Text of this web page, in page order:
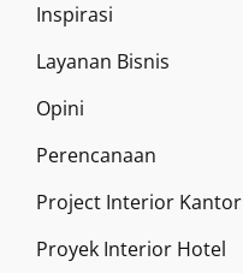
Inspirasi
Layanan Bisnis
Opini
Perencanaan
Project Interior Kantor
Proyek Interior Hotel